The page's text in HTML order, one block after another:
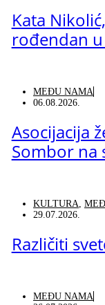
Kata
rođendan
MEĐU NAMA
06.08.2026.
Asocijacija
Sombor na
KULTURA,
29.07.2026.
Različiti
MEĐU NAMA